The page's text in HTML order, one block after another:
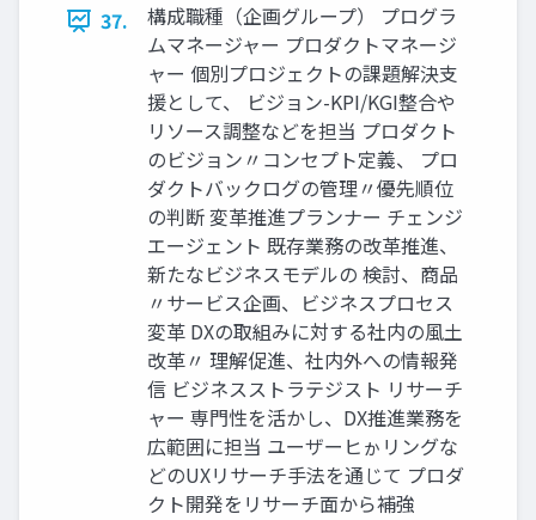
37.
構成職種（企画グループ） プログラ
ムマネージャー プロダクトマネージ
ャー 個別プロジェクトの課題解決支
援として、 ビジョン-KPI/KGI整合や
リソース調整などを担当 プロダクト
のビジョン〃コンセプト定義、 プロ
ダクトバックログの管理〃優先順位
の判断 変革推進プランナー チェンジ
エージェント 既存業務の改革推進、
新たなビジネスモデルの 検討、商品
〃サービス企画、ビジネスプロセス
変革 DXの取組みに対する社内の風土
改革〃 理解促進、社内外への情報発
信 ビジネスストラテジスト リサーチ
ャー 専門性を活かし、DX推進業務を
広範囲に担当 ユーザーヒゕリングな
どのUXリサーチ手法を通じて プロダ
クト開発をリサーチ面から補強